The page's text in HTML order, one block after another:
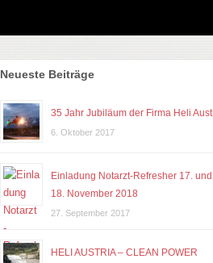
Neueste Beiträge
35 Jahr Jubiläum der Firma Heli
6. Oktober 2017
Einladung Notarzt-Refresher 17.
18. November 2018
27. September 2017
HELI AUSTRIA – CLEAN POWER